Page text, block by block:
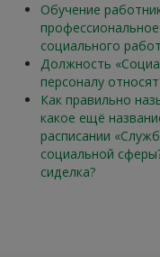
Обучение
социального
Должность
персоналу
Как правильно
какое ещё
расписании
социальной
сиделка?